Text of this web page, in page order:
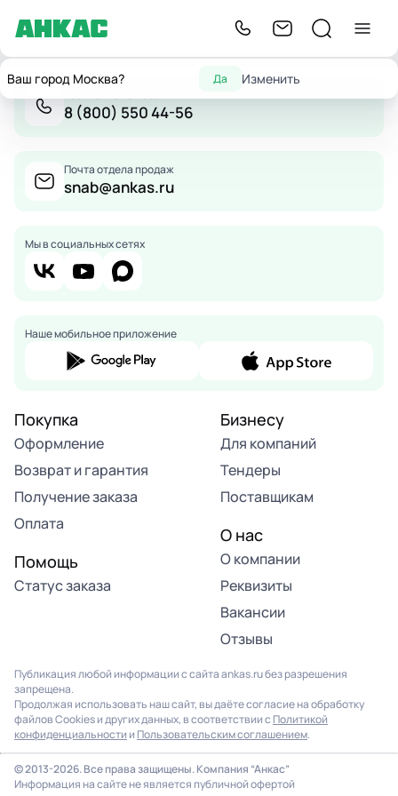
Ваш город Москва? Да Изменить
8 (800) 550 44-56
Почта отдела продаж
snab@ankas.ru
Мы в социальных сетях
Наше мобильное приложение
Покупка
Оформление
Возврат и гарантия
Получение заказа
Оплата
Помощь
Статус заказа
Бизнесу
Для компаний
Тендеры
Поставщикам
О нас
О компании
Реквизиты
Вакансии
Отзывы
Публикация любой информации с сайта ankas.ru без разрешения
запрещена.
Продолжая использовать наш сайт, вы даёте согласие на обработку
файлов Cookies и других данных, в соответствии с Политикой
конфиденциальности и Пользовательским соглашением.
© 2013-2026. Все права защищены. Компания “Анкас”
Информация на сайте не является публичной офертой